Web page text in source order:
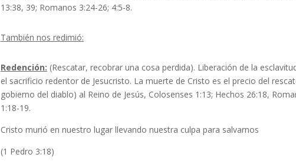
13:38, 39; Romanos 3:24-26; 4:5-8.
También nos redimió:
Redención: (Rescatar, recobrar una cosa perdida). Liberación de la
el sacrificio redentor de Jesucristo. La muerte de Cristo es el precio del
gobierno del diablo) al Reino de Jesús, Colosenses 1:13; Hechos 26:18,
1:18-19.
Cristo murió en nuestro lugar llevando nuestra culpa para salvarnos
(1 Pedro 3:18)